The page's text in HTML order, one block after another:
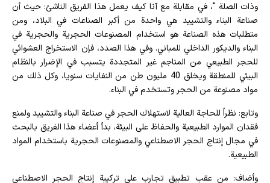
وذات الصلة "، في مقابلة مع آنا كيف يعمل هذا الفريق الناشئ: حيث أن
صناعة البناء والتشييد هي واحدة من أكبر الصناعات في البلاد، ومن
متطلبات هذه الصناعة هو استخدام المصنوعات الحجرية والحجرية في
البناء والديكور الداخلي للمباني. وفي هذا الصدد، فإن الاستخراج العشوائي
للحجر الطبيعي من المناجم غير المتجددة يتسبب في الإضرار بالنظام
البيئي للمنطقة ويخلق 40 مليون طن من النفايات سنويا، وكل ذلك من
مواد مصنوعة من الحجر وتستخدم في البناء.
وتابع: نظراً للحاجة العالية لاستهلاك الحجر في صناعة البناء والتشييد ولمنع
فقدان الموارد الطبيعية والحفاظ على البيئة، بدأ أعضاء هذا الفريق بالبحث
في مجال إنتاج الحجر الاصطناعي والمصنوعات الحجرية باستخدام المواد
الطبيعية.
وأضاف: من عقب تطبيق تجارب على تركيبة إنتاج الحجر الاصطناعي